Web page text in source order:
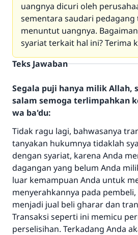
uangnya dicuri oleh
sementara saudari
menuntut uangnya.
syariat terkait hal ini? Terima
Teks Jawaban
Segala puji hanya milik Allah,
salam semoga terlimpahkan
wa ba'du:
Tidak ragu lagi, bahwasanya
tanyakan hukumnya tidaklah
dengan syariat, karena Anda
dagangan yang belum Anda
luar kemampuan Anda untuk
menyerahkannya pada
menjadi jual beli gharardan
Transaksi seperti ini memicu
perselisihan. Terkadang Anda